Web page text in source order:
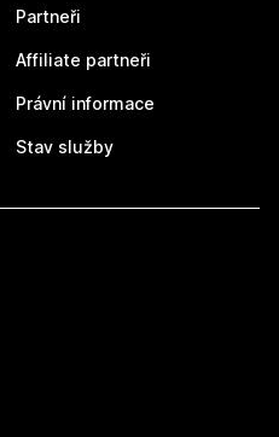
Partneři
Affiliate partneři
Právní informace
Stav služby